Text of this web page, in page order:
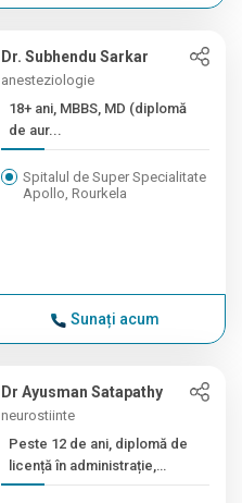
Dr. Subhendu Sarkar
anesteziologie
18+ ani, MBBS, MD (diplomă
de aur...
Spitalul de Super Specialitate
Apollo, Rourkela
Sunați acum
Dr Ayusman Satapathy
neurostiinte
Peste 12 de ani, diplomă de
licență în administrație,
master, master...